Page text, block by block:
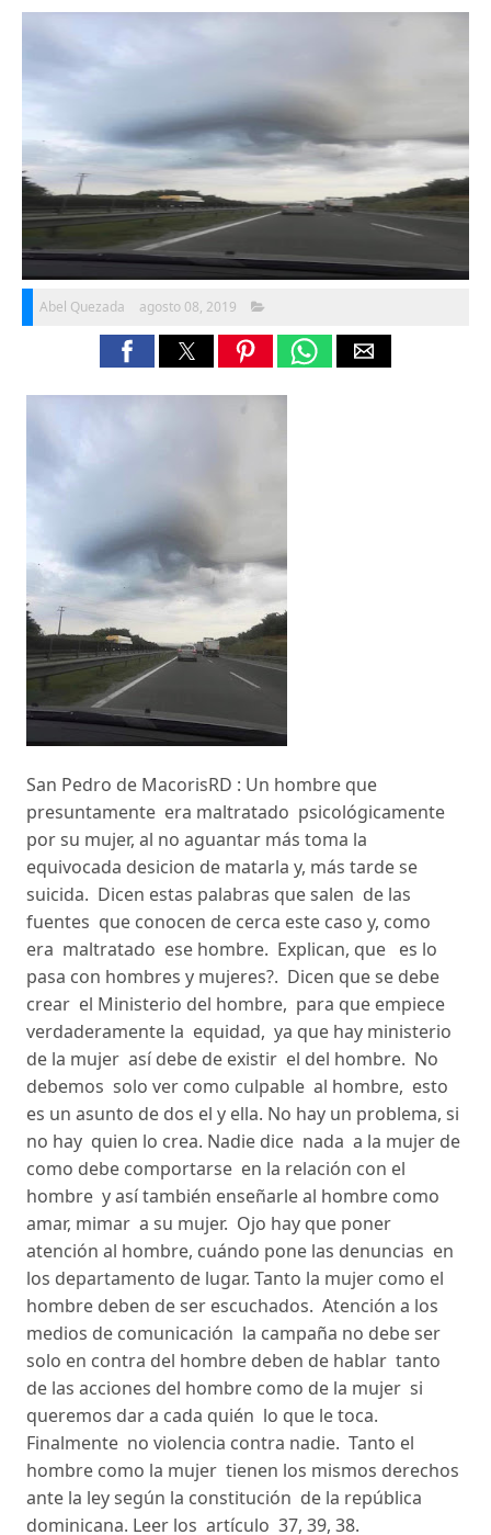
Abel Quezada agosto 08, 2019
San Pedro de MacorisRD : Un hombre que
presuntamente era maltratado psicológicamente
por su mujer, al no aguantar más toma la
equivocada desicion de matarla y, más tarde se
suicida. Dicen estas palabras que salen de las
fuentes que conocen de cerca este caso y, como
era maltratado ese hombre. Explican, que es lo
pasa con hombres y mujeres?. Dicen que se debe
crear el Ministerio del hombre, para que empiece
verdaderamente la equidad, ya que hay ministerio
de la mujer así debe de existir el del hombre. No
debemos solo ver como culpable al hombre, esto
es un asunto de dos el y ella. No hay un problema, si
no hay quien lo crea. Nadie dice nada a la mujer de
como debe comportarse en la relación con el
hombre y así también enseñarle al hombre como
amar, mimar a su mujer. Ojo hay que poner
atención al hombre, cuándo pone las denuncias en
los departamento de lugar. Tanto la mujer como el
hombre deben de ser escuchados. Atención a los
medios de comunicación la campaña no debe ser
solo en contra del hombre deben de hablar tanto
de las acciones del hombre como de la mujer si
queremos dar a cada quién lo que le toca.
Finalmente no violencia contra nadie. Tanto el
hombre como la mujer tienen los mismos derechos
ante la ley según la constitución de la república
dominicana. Leer los artículo 37, 39, 38.